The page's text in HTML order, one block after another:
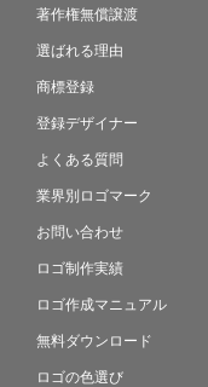
著作権無償譲渡
選ばれる理由
商標登録
登録デザイナー
よくある質問
業界別ロゴマーク
お問い合わせ
ロゴ制作実績
ロゴ作成マニュアル
無料ダウンロード
ロゴの色選び